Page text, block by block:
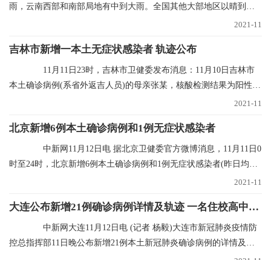
雨，云南西部和南部局地有中到大雨。全国其他大部地区以晴到多
2021-11
吉林市新增一本土无症状感染者 轨迹公布
11月11日23时，吉林市卫健委发布消息：11月10日吉林市
本土确诊病例(系省外返吉人员)的母亲张某，核酸检测结果为阳性，
2021-11
北京新增6例本土确诊病例和1例无症状感染者
中新网11月12日电 据北京卫健委官方微博消息，11月11日0
时至24时，北京新增6例本土确诊病例和1例无症状感染者(昨日均已
2021-11
大连公布新增21例确诊病例详情及轨迹 一名住校高中生确诊
中新网大连11月12日电 (记者 杨毅)大连市新冠肺炎疫情防
控总指挥部11日晚公布新增21例本土新冠肺炎确诊病例的详情及行